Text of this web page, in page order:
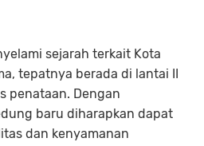
sejarah terkait Kota
tepatnya berada di lantai II
penataan. Dengan
baru diharapkan dapat
dan kenyamanan